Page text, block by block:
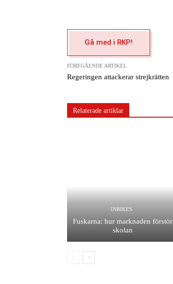
Gå med i RKP!
FÖREGÅENDE ARTIKEL
Regeringen attackerar strejkrätten
Relaterade artiklar
INRIKES
Fuskarna: hur marknaden förstör
skolan